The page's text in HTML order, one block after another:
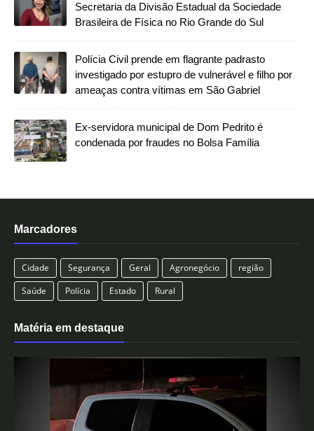
Secretaria da Divisão Estadual da Sociedade
Brasileira de Física no Rio Grande do Sul
Polícia Civil prende em flagrante padrasto
investigado por estupro de vulnerável e filho por
ameaças contra vítimas em São Gabriel
Ex-servidora municipal de Dom Pedrito é
condenada por fraudes no Bolsa Família
Marcadores
Cidade Segurança Geral Agronegócio
região
Saúde
Polícia Estado Rural
Matéria em destaque